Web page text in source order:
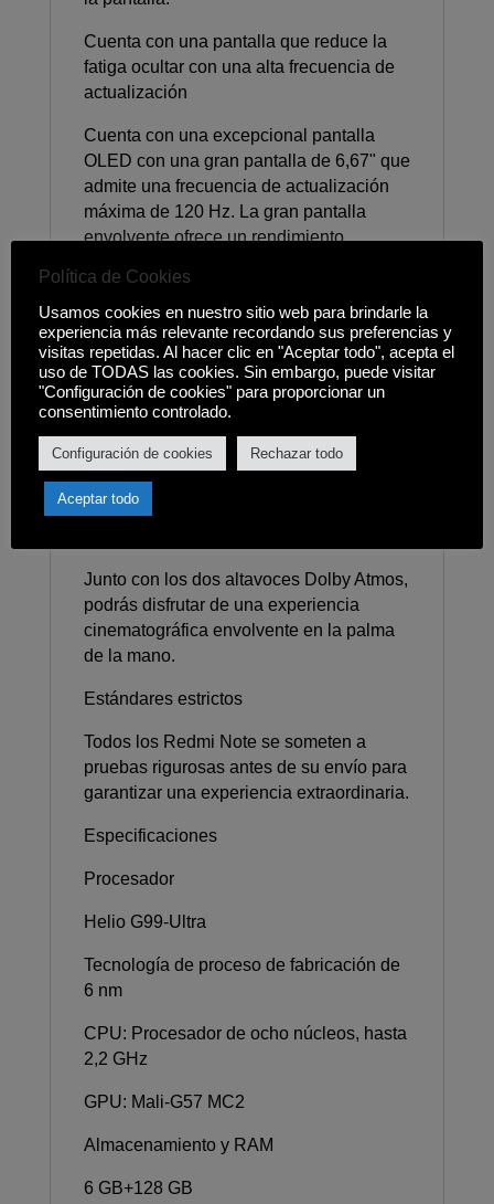
Cuenta con una pantalla que reduce la
fatiga ocultar con una alta frecuencia de
actualización
Cuenta con una excepcional pantalla
OLED con una gran pantalla de 6,67" que
admite una frecuencia de actualización
máxima de 120 Hz. La gran pantalla
envolvente ofrece un rendimiento
Certificación TÜV Rheinland eye
protection
No daña los ojos ni siquiera después de
un uso prolongado
Efectos visuales increíbles
Admite una amplia gama de colores 100
% DCI- P3 para proporcionar un contraste
Junto con los dos altavoces Dolby Atmos,
podrás disfrutar de una experiencia
cinematográfica envolvente en la palma
de la mano.
Estándares estrictos
Todos los Redmi Note se someten a
pruebas rigurosas antes de su envío para
garantizar una experiencia extraordinaria.
Especificaciones
Procesador
Helio G99-Ultra
Tecnología de proceso de fabricación de
6 nm
CPU: Procesador de ocho núcleos, hasta
2,2 GHz
GPU: Mali-G57 MC2
Almacenamiento y RAM
6 GB+128 GB
Política de Cookies
Usamos cookies en nuestro sitio web para brindarle la
experiencia más relevante recordando sus preferencias y
visitas repetidas. Al hacer clic en "Aceptar todo", acepta el
uso de TODAS las cookies. Sin embargo, puede visitar
"Configuración de cookies" para proporcionar un
consentimiento controlado.
Configuración de cookies Rechazar todo
Aceptar todo